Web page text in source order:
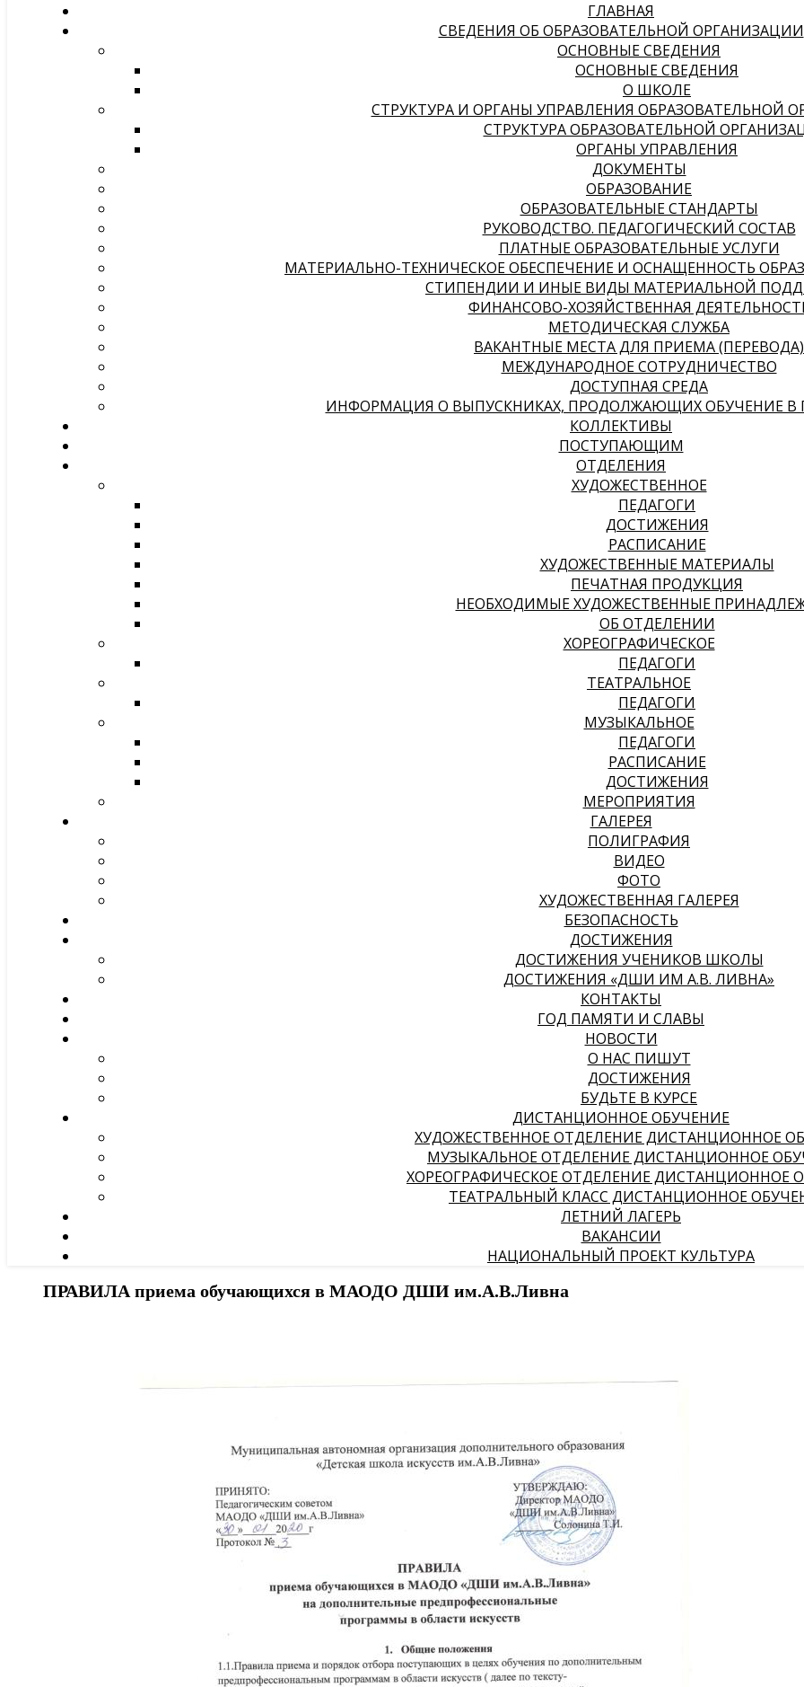
ГЛАВНАЯ
СВЕДЕНИЯ ОБ ОБРАЗОВАТЕЛЬНОЙ ОРГАНИЗАЦИИ
ОСНОВНЫЕ СВЕДЕНИЯ
ОСНОВНЫЕ СВЕДЕНИЯ
О ШКОЛЕ
СТРУКТУРА И ОРГАНЫ УПРАВЛЕНИЯ ОБРАЗОВАТЕЛЬНОЙ
СТРУКТУРА ОБРАЗОВАТЕЛЬНОЙ
ОРГАНЫ УПРАВЛЕНИЯ
ДОКУМЕНТЫ
ОБРАЗОВАНИЕ
ОБРАЗОВАТЕЛЬНЫЕ СТАНДАРТЫ
РУКОВОДСТВО. ПЕДАГОГИЧЕСКИЙ СОСТАВ
ПЛАТНЫЕ ОБРАЗОВАТЕЛЬНЫЕ УСЛУГИ
МАТЕРИАЛЬНО-ТЕХНИЧЕСКОЕ ОБЕСПЕЧЕНИЕ И ОСНАЩЕННОСТЬ
СТИПЕНДИИ И ИНЫЕ ВИДЫ МАТЕРИАЛЬНОЙ
ФИНАНСОВО-ХОЗЯЙСТВЕННАЯ
МЕТОДИЧЕСКАЯ СЛУЖБА
ВАКАНТНЫЕ МЕСТА ДЛЯ ПРИЕМА (ПЕРЕВОДА)
МЕЖДУНАРОДНОЕ СОТРУДНИЧЕСТВО
ДОСТУПНАЯ СРЕДА
ИНФОРМАЦИЯ О ВЫПУСКНИКАХ, ПРОДОЛЖАЮЩИХ ОБУЧЕНИЕ В
КОЛЛЕКТИВЫ
ПОСТУПАЮЩИМ
ОТДЕЛЕНИЯ
ХУДОЖЕСТВЕННОЕ
ПЕДАГОГИ
ДОСТИЖЕНИЯ
РАСПИСАНИЕ
ХУДОЖЕСТВЕННЫЕ МАТЕРИАЛЫ
ПЕЧАТНАЯ ПРОДУКЦИЯ
НЕОБХОДИМЫЕ ХУДОЖЕСТВЕННЫЕ
ОБ ОТДЕЛЕНИИ
ХОРЕОГРАФИЧЕСКОЕ
ПЕДАГОГИ
ТЕАТРАЛЬНОЕ
ПЕДАГОГИ
МУЗЫКАЛЬНОЕ
ПЕДАГОГИ
РАСПИСАНИЕ
ДОСТИЖЕНИЯ
МЕРОПРИЯТИЯ
ГАЛЕРЕЯ
ПОЛИГРАФИЯ
ВИДЕО
ФОТО
ХУДОЖЕСТВЕННАЯ ГАЛЕРЕЯ
БЕЗОПАСНОСТЬ
ДОСТИЖЕНИЯ
ДОСТИЖЕНИЯ УЧЕНИКОВ ШКОЛЫ
ДОСТИЖЕНИЯ «ДШИ ИМ А.В. ЛИВНА»
КОНТАКТЫ
ГОД ПАМЯТИ И СЛАВЫ
НОВОСТИ
О НАС ПИШУТ
ДОСТИЖЕНИЯ
БУДЬТЕ В КУРСЕ
ДИСТАНЦИОННОЕ ОБУЧЕНИЕ
ХУДОЖЕСТВЕННОЕ ОТДЕЛЕНИЕ ДИСТАНЦИОННОЕ
МУЗЫКАЛЬНОЕ ОТДЕЛЕНИЕ ДИСТАНЦИОННОЕ
ХОРЕОГРАФИЧЕСКОЕ ОТДЕЛЕНИЕ ДИСТАНЦИОННОЕ
ТЕАТРАЛЬНЫЙ КЛАСС ДИСТАНЦИОННОЕ
ЛЕТНИЙ ЛАГЕРЬ
ВАКАНСИИ
НАЦИОНАЛЬНЫЙ ПРОЕКТ КУЛЬТУРА
ПРАВИЛА приема обучающихся в МАОДО ДШИ им.А.В.Ливна